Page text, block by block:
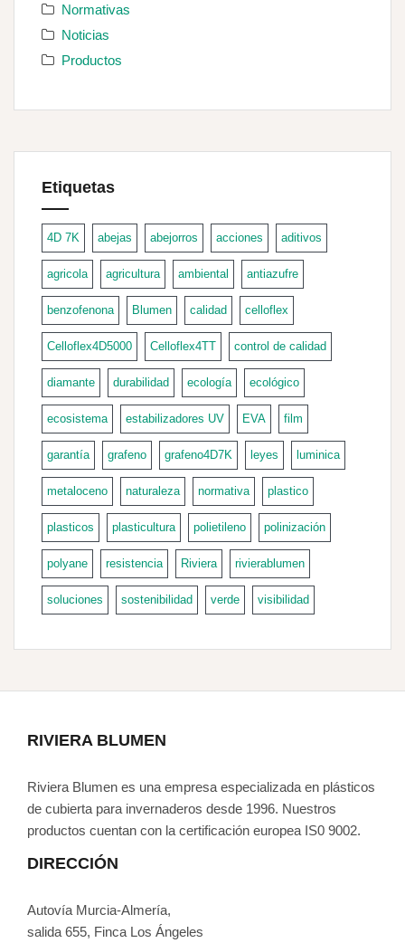
Normativas
Noticias
Productos
Etiquetas
4D 7K abejas abejorros acciones aditivos
agricola agricultura ambiental antiazufre
benzofenona Blumen calidad celloflex
Celloflex4D5000 Celloflex4TT control de calidad
diamante durabilidad ecología ecológico
ecosistema estabilizadores UV EVA film
garantía grafeno grafeno4D7K leyes luminica
metaloceno naturaleza normativa plastico
plasticos plasticultura polietileno polinización
polyane resistencia Riviera rivierablumen
soluciones sostenibilidad verde visibilidad
RIVIERA BLUMEN
Riviera Blumen es una empresa especializada en plásticos
de cubierta para invernaderos desde 1996. Nuestros
productos cuentan con la certificación europea IS0 9002.
DIRECCIÓN
Autovía Murcia-Almería,
salida 655, Finca Los Ángeles